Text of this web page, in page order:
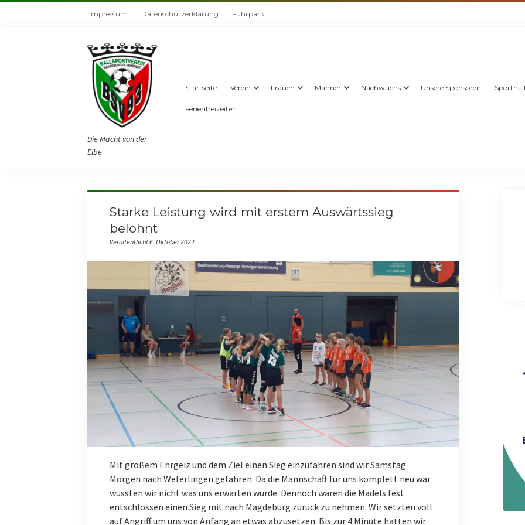
Impressum Datenschutzerklärung Fuhrpark
Die Macht von der
Elbe
Startseite Verein Frauen Männer Nachwuchs Unsere Sponsoren
Ferienfreizeiten
Starke Leistung wird mit erstem Auswärtssieg
belohnt
Veröffentlicht 6. Oktober 2022
Mit großem Ehrgeiz und dem Ziel einen Sieg einzufahren sind wir Samstag
Morgen nach Weferlingen gefahren. Da die Mannschaft für uns komplett neu war
wussten wir nicht was uns erwarten würde. Dennoch waren die Mädels fest
entschlossen einen Sieg mit nach Magdeburg zurück zu nehmen. Wir setzten voll
auf Angriff um uns von Anfang an etwas abzusetzen. Bis zur 4 Minute hatten wir